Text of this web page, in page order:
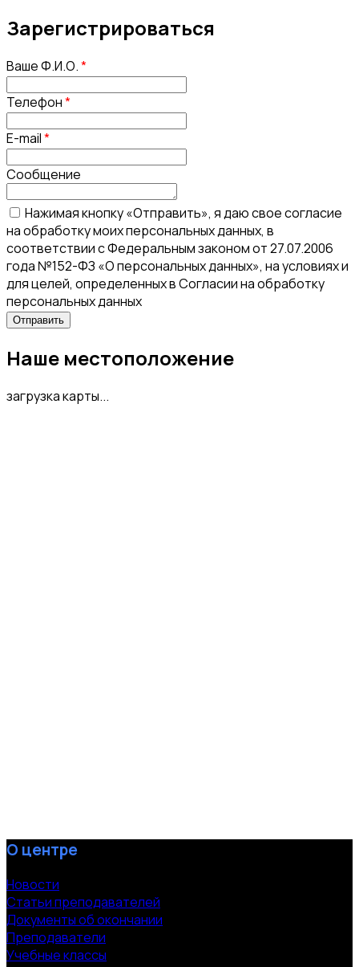
Зарегистрироваться
Ваше Ф.И.О.*
Телефон*
E-mail*
Сообщение
Нажимая кнопку «Отправить», я даю свое согласие
на обработку моих персональных данных, в
соответствии с Федеральным законом от 27.07.2006
года №152-ФЗ «О персональных данных», на условиях и
для целей, определенных в Согласии на обработку
персональных данных
Наше местоположение
загрузка карты...
О центре
Новости
Статьи преподавателей
Документы об окончании
Преподаватели
Учебные классы